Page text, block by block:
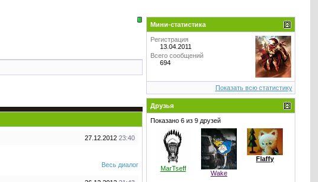
27.12.2012 23:40
Весь диалог
Мини-статистика
Регистрация
13.04.2011
Всего сообщений
694
Показать всю статистику
Друзья
Показано 6 из 9 друзей
MarTseff
Wake
Flaffy